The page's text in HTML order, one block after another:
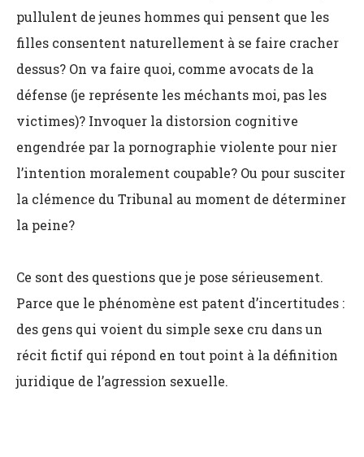
pullulent de jeunes hommes qui pensent que les
filles consentent naturellement à se faire cracher
dessus? On va faire quoi, comme avocats de la
défense (je représente les méchants moi, pas les
victimes)? Invoquer la distorsion cognitive
engendrée par la pornographie violente pour nier
l’intention moralement coupable? Ou pour susciter
la clémence du Tribunal au moment de déterminer
la peine?
Ce sont des questions que je pose sérieusement.
Parce que le phénomène est patent d’incertitudes :
des gens qui voient du simple sexe cru dans un
récit fictif qui répond en tout point à la définition
juridique de l’agression sexuelle.